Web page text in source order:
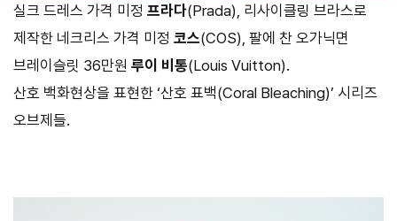
실크 드레스 가격 미정 프라다(Prada), 리사이클링 브라스로
제작한 네크리스 가격 미정 코스(COS), 팔에 찬 오가닉면
브레이슬릿 36만원 루이 비통(Louis Vuitton).
산호 백화현상을 표현한 ‘산호 표백(Coral Bleaching)’ 시리즈
오브제들.